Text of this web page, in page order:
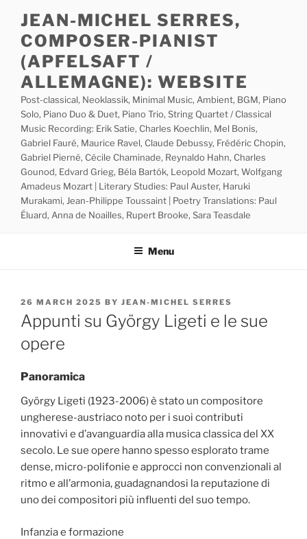
content
JEAN-MICHEL SERRES,
COMPOSER-PIANIST
(APFELSAFT /
ALLEMAGNE): WEBSITE
Post-classical, Neoklassik, Minimal Music, Ambient, BGM, Piano
Solo, Piano Duo & Duet, Piano Trio, String Quartet / Classical
Music Recording: Erik Satie, Charles Koechlin, Mel Bonis,
Gabriel Fauré, Maurice Ravel, Claude Debussy, Frédéric Chopin,
Gabriel Pierné, Cécile Chaminade, Reynaldo Hahn, Charles
Gounod, Edvard Grieg, Béla Bartók, Leopold Mozart, Wolfgang
Amadeus Mozart | Literary Studies: Paul Auster, Haruki
Murakami, Jean-Philippe Toussaint | Poetry Translations: Paul
Éluard, Anna de Noailles, Rupert Brooke, Sara Teasdale
Menu
POSTED
ON
26 MARCH 2025 BY JEAN-MICHEL SERRES
Appunti su György Ligeti e le sue
opere
Panoramica
György Ligeti (1923-2006) è stato un compositore
ungherese-austriaco noto per i suoi contributi
innovativi e d’avanguardia alla musica classica del XX
secolo. Le sue opere hanno spesso esplorato trame
dense, micro-polifonie e approcci non convenzionali al
ritmo e all’armonia, guadagnandosi la reputazione di
uno dei compositori più influenti del suo tempo.
Infanzia e formazione